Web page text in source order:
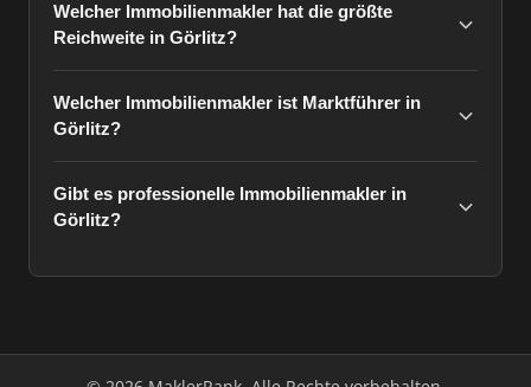
Welcher Immobilienmakler hat die größte
Reichweite in Görlitz?
Welcher Immobilienmakler ist Marktführer in
Görlitz?
Gibt es professionelle Immobilienmakler in
Görlitz?